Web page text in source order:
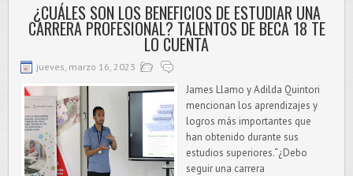
¿CUÁLES SON LOS BENEFICIOS DE ESTUDIAR UNA
CARRERA PROFESIONAL? TALENTOS DE BECA 18 TE
LO CUENTA
jueves, marzo 16, 2023
James Llamo y Adilda Quintori
mencionan los aprendizajes y
logros más importantes que
han obtenido durante sus
estudios superiores.“¿Debo
seguir una carrera